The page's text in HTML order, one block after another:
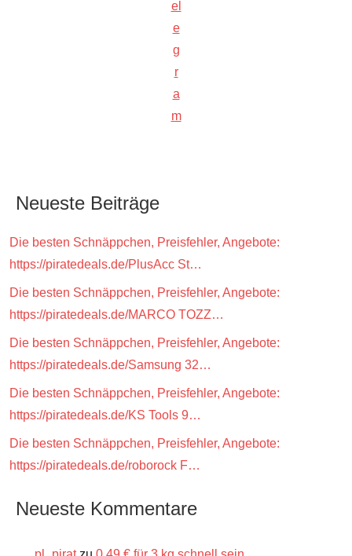
el
e
g
r
a
m
Neueste Beiträge
Die besten Schnäppchen, Preisfehler, Angebote:
https://piratedeals.de/PlusAcc St…
Die besten Schnäppchen, Preisfehler, Angebote:
https://piratedeals.de/MARCO TOZZ…
Die besten Schnäppchen, Preisfehler, Angebote:
https://piratedeals.de/Samsung 32…
Die besten Schnäppchen, Preisfehler, Angebote:
https://piratedeals.de/KS Tools 9…
Die besten Schnäppchen, Preisfehler, Angebote:
https://piratedeals.de/roborock F…
Neueste Kommentare